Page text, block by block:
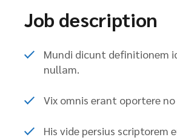
Job description
Mundi dicunt definitionem
nullam.
Vix omnis erant oportere no
His vide persius scriptorem